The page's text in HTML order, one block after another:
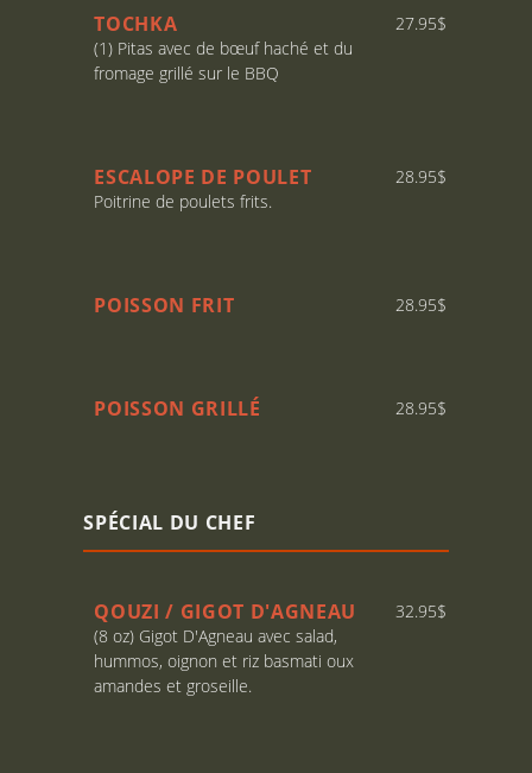
TOCHKA
27.95$
(1) Pitas avec de bœuf haché et du
fromage grillé sur le BBQ
ESCALOPE DE POULET
28.95$
Poitrine de poulets frits.
POISSON FRIT 28.95$
POISSON GRILLÉ 28.95$
SPÉCIAL DU CHEF
QOUZI / GIGOT D'AGNEAU
32.95$
(8 oz) Gigot D'Agneau avec salad,
hummos, oignon et riz basmati oux
amandes et groseille.